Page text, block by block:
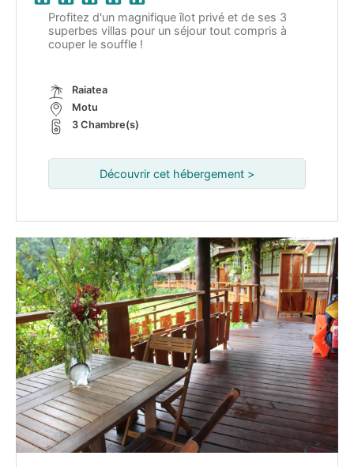
Profitez d'un magnifique îlot privé et de ses 3
superbes villas pour un séjour tout compris à
couper le souffle !
Raiatea
Motu
3 Chambre(s)
Découvrir cet hébergement >